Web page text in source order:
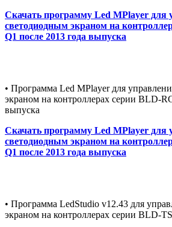
Скачать программу Led MPlayer для
светодиодным экраном на
Q1 после 2013 года выпуска
• Программа Led MPlayer для
экраном на контроллерах серии BLD-
выпуска
Скачать программу Led MPlayer для
светодиодным экраном на
Q1 после 2013 года выпуска
• Программа LedStudio v12.43 для
экраном на контроллерах серии BLD-